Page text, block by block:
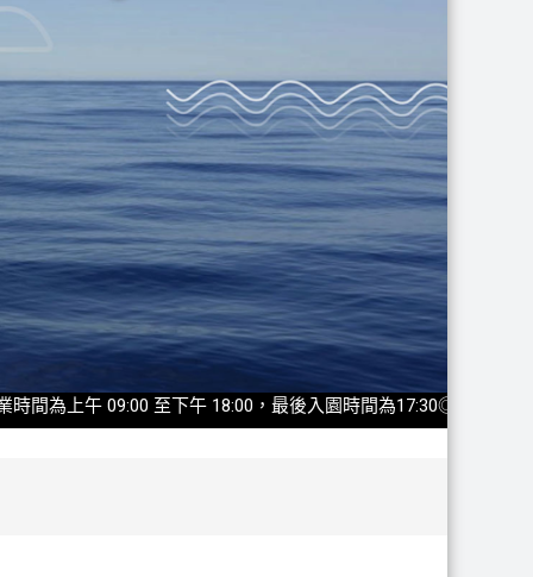
為上午 09:00 至下午 18:00，最後入園時間為17:30◎2025休館